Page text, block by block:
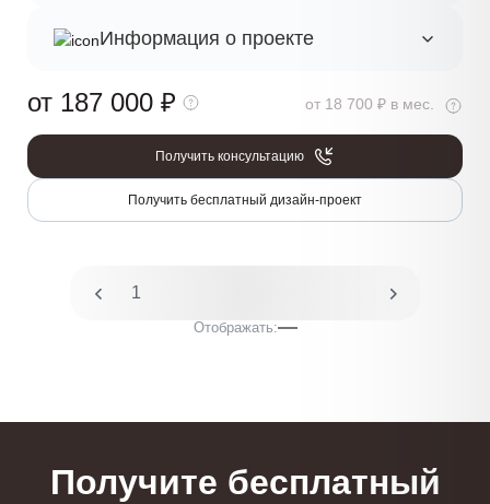
Информация о проекте
от 187 000 ₽ от 18 700 ₽ в мес.
Получить консультацию
Получить бесплатный дизайн-проект
1 2
Отображать:
Получите бесплатный